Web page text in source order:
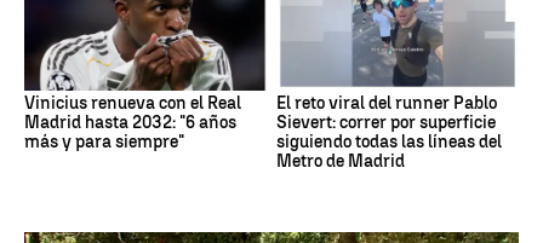
Vinicius renueva con el Real
Madrid hasta 2032: "6 años
más y para siempre"
El reto viral del runner Pablo
Sievert: correr por superficie
siguiendo todas las líneas del
Metro de Madrid